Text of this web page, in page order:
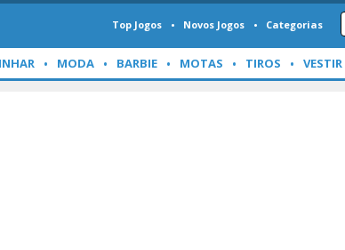
Top Jogos Novos Jogos Categorias
MODA BARBIE MOTAS TIROS VESTIR